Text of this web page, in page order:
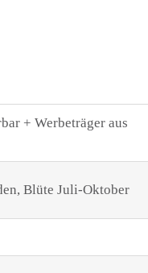
+ Werbeträger aus
Blüte Juli-Oktober